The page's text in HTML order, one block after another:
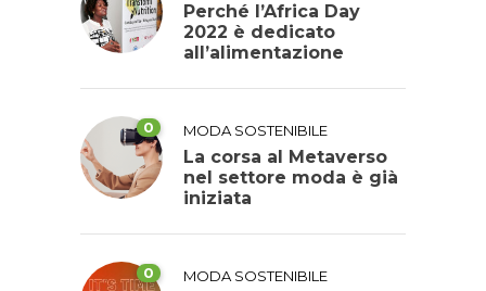
Perché l’Africa Day
2022 è dedicato
all’alimentazione
0 MODA SOSTENIBILE
La corsa al Metaverso
nel settore moda è già
iniziata
0 MODA SOSTENIBILE